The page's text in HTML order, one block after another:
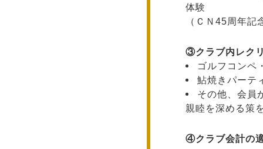
体験
（ＣＮ45周年
③クラブ内レク
ゴルフコンペ
鮎焼きパーテ
その他、会員
親睦を深める策
④クラブ会計の